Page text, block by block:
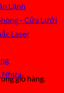
giỏ hàng.
Lạnh
- Cửa Lưới
Laser
Nhựa